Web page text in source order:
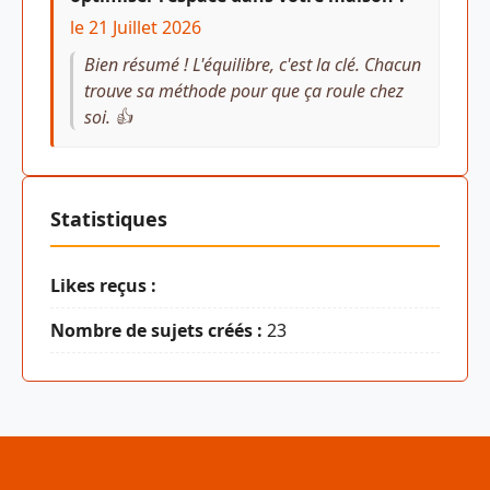
le 21 Juillet 2026
Bien résumé ! L'équilibre, c'est la clé. Chacun
trouve sa méthode pour que ça roule chez
soi. 👍
Statistiques
Likes reçus :
Nombre de sujets créés : 23